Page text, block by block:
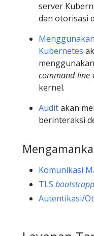
server
dan otorisasi
Kubernetes
command-line
kernel.
Auditakan
berinteraksi
Komunikasi
TLS
Autentikasi/